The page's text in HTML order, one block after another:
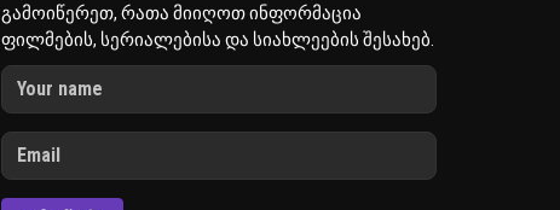
გამოიწერეთ, რათა მიიღოთ ინფორმაცია
ფილმების, სერიალებისა და სიახლეების შესახებ.